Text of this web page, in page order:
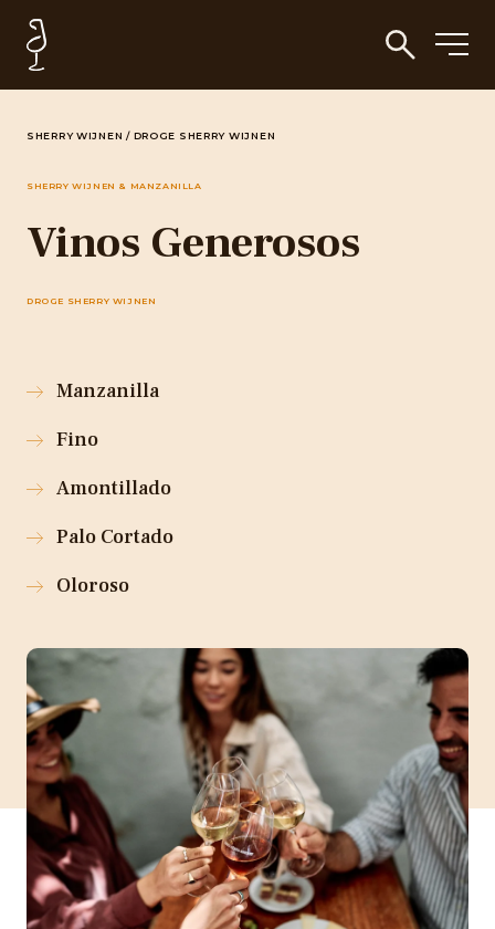
SHERRY WIJNEN / DROGE SHERRY WIJNEN
SHERRY WIJNEN & MANZANILLA
Vinos Generosos
DROGE SHERRY WIJNEN
Manzanilla
Fino
Amontillado
Palo Cortado
Oloroso